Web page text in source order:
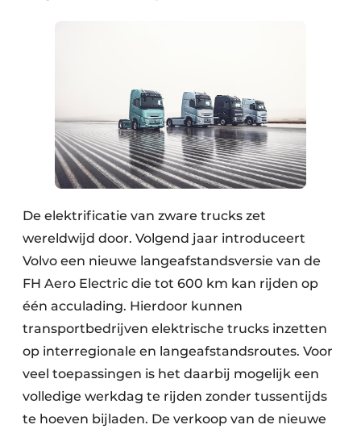
Sloop & Recycling
Bouwtransport
Machines & Materieel
De elektrificatie van zware trucks zet
wereldwijd door. Volgend jaar introduceert
Volvo een nieuwe langeafstandsversie van de
FH Aero Electric die tot 600 km kan rijden op
één acculading. Hierdoor kunnen
transportbedrijven elektrische trucks inzetten
op interregionale en langeafstandsroutes. Voor
veel toepassingen is het daarbij mogelijk een
volledige werkdag te rijden zonder tussentijds
te hoeven bijladen. De verkoop van de nieuwe